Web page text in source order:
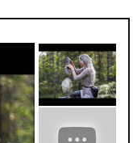
các...
Bí Quyết Để Tượng
Đá Mỹ Nghệ Luôn
Giữ Được Nước
Bóng Tốt Nhất
Trong điều kiện phát
triển kinh tế, chúng tôi